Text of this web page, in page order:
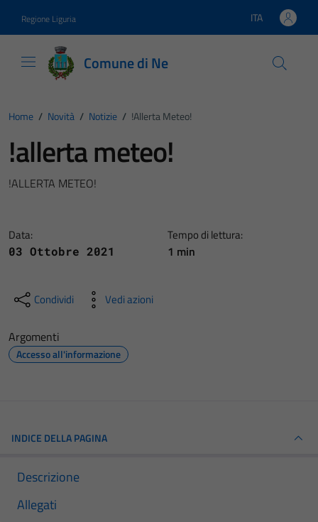
Regione Liguria Lingua attiva:
ITA
Comune di Ne
Home / Novità / Notizie / !allerta Meteo!
!allerta meteo!
!ALLERTA METEO!
Data:
03 Ottobre 2021
Tempo di lettura:
1 min
Condividi Vedi azioni
Argomenti
Accesso all'informazione
INDICE DELLA PAGINA
Descrizione
Allegati